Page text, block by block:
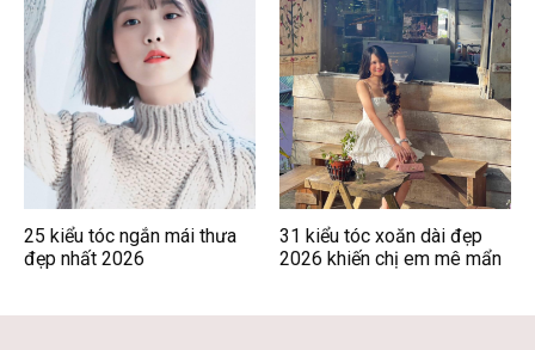
25 kiểu tóc ngắn mái thưa
đẹp nhất 2026
31 kiểu tóc xoăn dài đẹp
2026 khiến chị em mê mẩn